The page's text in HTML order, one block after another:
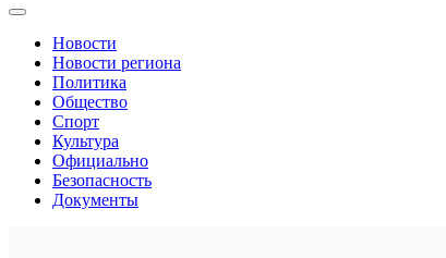
Новости
Новости региона
Политика
Общество
Спорт
Культура
Официально
Безопасность
Документы